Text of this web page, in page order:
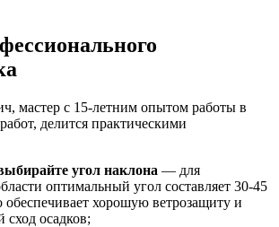
мастер с 15-летним опытом работы в
делится практическими
угол наклона — для
оптимальный угол составляет 30-45
обеспечивает хорошую ветрозащиту и
осадков;